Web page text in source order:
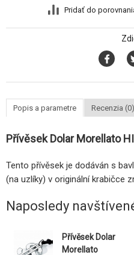
Pridať do
Popis a parametre Recenzia (0)
Přívěsek Dolar Morellato
Tento přívěsek je dodáván s
(na uzlíky) v originální krabičce
Naposledy
Přívěsek Dolar
Morellato